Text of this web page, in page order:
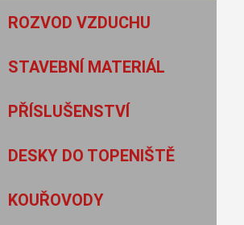
ROZVOD VZDUCHU
STAVEBNÍ MATERIÁL
PŘÍSLUŠENSTVÍ
DESKY DO TOPENIŠTĚ
KOUŘOVODY